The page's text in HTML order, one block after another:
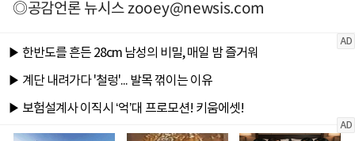
◎공감언론 뉴시스zooey@newsis.com